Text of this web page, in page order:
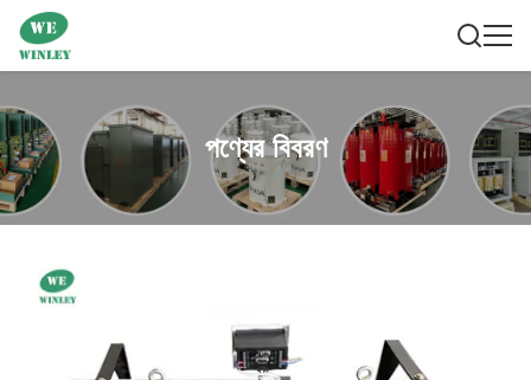
পণ্যের বিবরণ